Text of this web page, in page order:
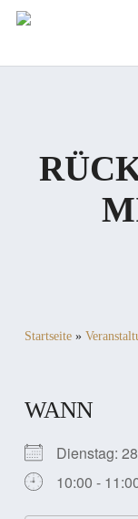
Skip
Startseite»
WANN
Dienstag:
10:00 -